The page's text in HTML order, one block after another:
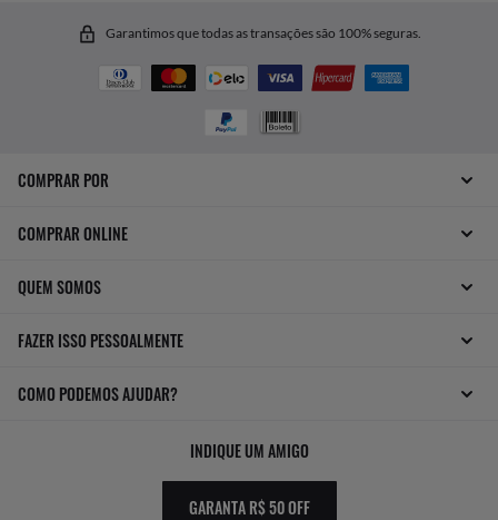
Garantimos que todas as transações são 100% seguras.
COMPRAR POR
COMPRAR ONLINE
QUEM SOMOS
FAZER ISSO PESSOALMENTE
COMO PODEMOS AJUDAR?
INDIQUE UM AMIGO
GARANTA R$ 50 OFF